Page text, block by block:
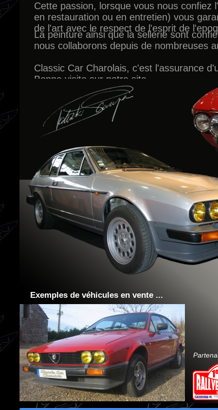
Exemples de véhicules en vente ...
La peinture ainsi que la sellerie sont
nous collaborons depuis de nombreuses
Classic Car Charolais, c'est l'assurance
Bonne visite sur notre site.
Cette passion, lorsque vous nous confiez
en restauration ou en entretien) vous
de l'art avec le respect de l'esprit de
Pour mener à bien nos réalisation nous
acquises au fil des années comme la
l'électricité et un charmant atelier récent